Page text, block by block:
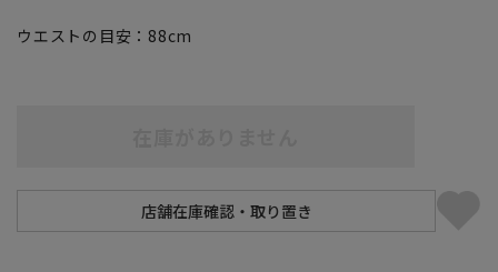
ウエストの目安： 88cm